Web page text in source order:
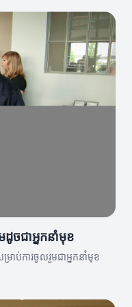
ដូចជាអ្នកនាំមុខ
រាប់ការចូលរួមជាអ្នកនាំមុខ